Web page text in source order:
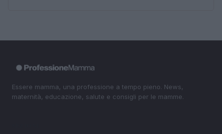
Essere mamma, una professione a tempo pieno. News,
maternità, educazione, salute e consigli per le mamme.